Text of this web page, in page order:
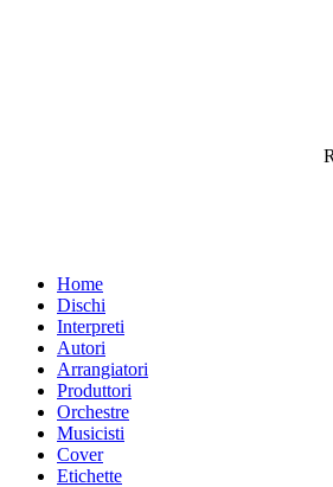
Home
Dischi
Interpreti
Autori
Arrangiatori
Produttori
Orchestre
Musicisti
Cover
Etichette